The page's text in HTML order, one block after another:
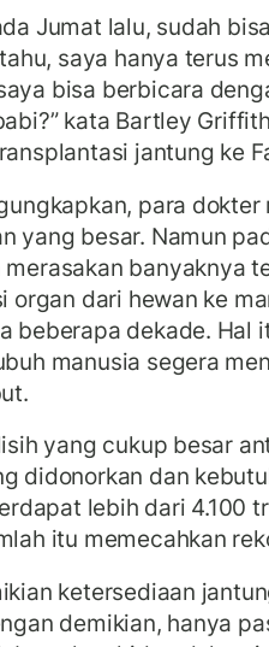
Jumat lalu, sudah
saya hanya terus
bisa berbicara
kata Bartley
jantung ke
para dokter
yang besar. Namun
banyaknya
organ dari hewan ke
beberapa dekade. Hal
manusia segera
yang cukup besar
didonorkan dan
lebih dari 4.100
itu memecahkan
ketersediaan
demikian, hanya